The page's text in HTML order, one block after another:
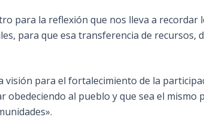
para la reflexión que nos lleva a
para que esa transferencia de recursos,
para el fortalecimiento de la
obedeciendo al pueblo y que sea el